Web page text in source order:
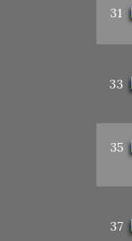
31
33
35
37